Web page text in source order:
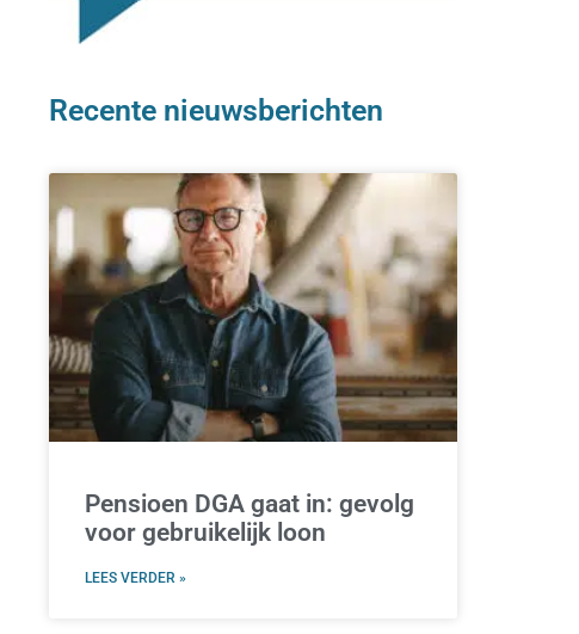
Recente nieuwsberichten
Pensioen DGA gaat in: gevolg
voor gebruikelijk loon
LEES VERDER »